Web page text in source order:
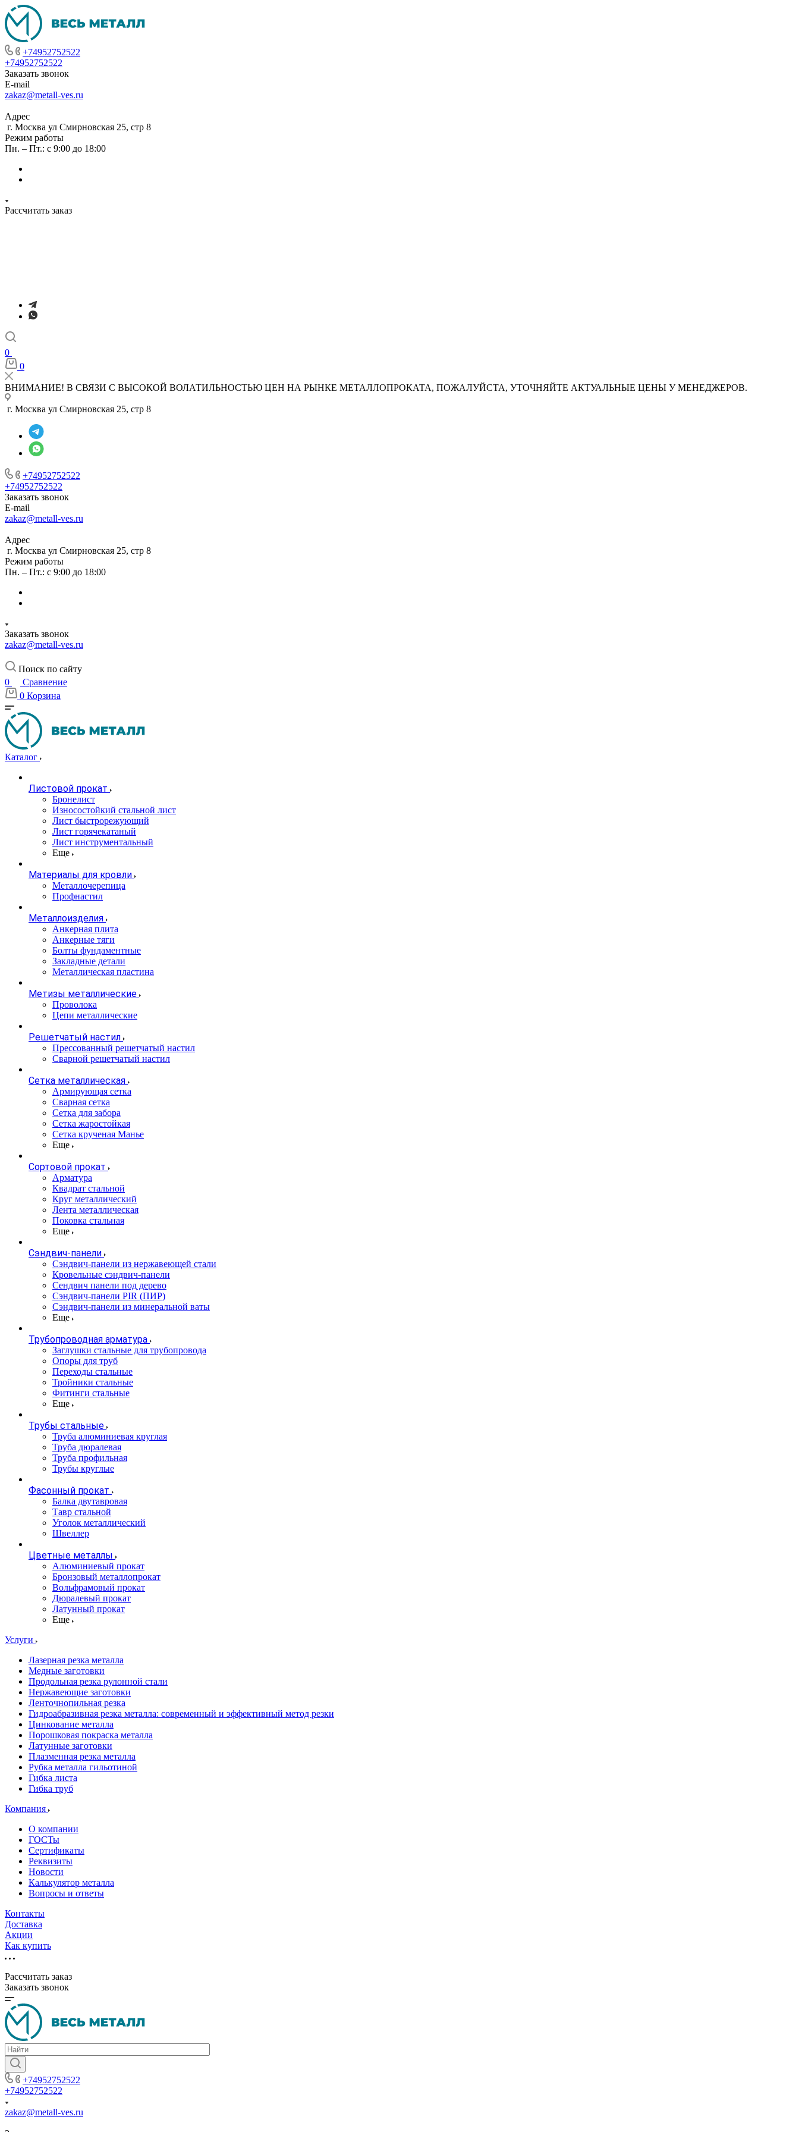
+74952752522
+74952752522
Заказать звонок
E-mail
zakaz@metall-ves.ru
Адрес
г. Москва ул Смирновская 25, стр 8
Режим работы
Пн. – Пт.: с 9:00 до 18:00
Рассчитать заказ
0
0
ВНИМАНИЕ! В СВЯЗИ С ВЫСОКОЙ ВОЛАТИЛЬНОСТЬЮ ЦЕН НА РЫНКЕ МЕТАЛЛОПРОКАТА, ПОЖАЛУЙСТА, УТОЧНЯЙТЕ АКТУАЛЬНЫЕ ЦЕНЫ У МЕНЕДЖЕРОВ.
г. Москва ул Смирновская 25, стр 8
+74952752522
+74952752522
Заказать звонок
E-mail
zakaz@metall-ves.ru
Адрес
г. Москва ул Смирновская 25, стр 8
Режим работы
Пн. – Пт.: с 9:00 до 18:00
Заказать звонок
zakaz@metall-ves.ru
Поиск по сайту
0
Сравнение
0 Корзина
Каталог
Листовой прокат
Бронелист
Износостойкий стальной лист
Лист быстрорежующий
Лист горячекатаный
Лист инструментальный
Еще
Материалы для кровли
Металлочерепица
Профнастил
Металлоизделия
Анкерная плита
Анкерные тяги
Болты фундаментные
Закладные детали
Металлическая пластина
Метизы металлические
Проволока
Цепи металлические
Решетчатый настил
Прессованный решетчатый настил
Сварной решетчатый настил
Сетка металлическая
Армирующая сетка
Сварная сетка
Сетка для забора
Сетка жаростойкая
Сетка крученая Манье
Еще
Сортовой прокат
Арматура
Квадрат стальной
Круг металлический
Лента металлическая
Поковка стальная
Еще
Сэндвич-панели
Cэндвич-панели из нержавеющей стали
Кровельные сэндвич-панели
Сендвич панели под дерево
Сэндвич-панели PIR (ПИР)
Сэндвич-панели из минеральной ваты
Еще
Трубопроводная арматура
Заглушки стальные для трубопровода
Опоры для труб
Переходы стальные
Тройники стальные
Фитинги стальные
Еще
Трубы стальные
Труба алюминиевая круглая
Труба дюралевая
Труба профильная
Трубы круглые
Фасонный прокат
Балка двутавровая
Тавр стальной
Уголок металлический
Швеллер
Цветные металлы
Алюминиевый прокат
Бронзовый металлопрокат
Вольфрамовый прокат
Дюралевый прокат
Латунный прокат
Еще
Услуги
Лазерная резка металла
Медные заготовки
Продольная резка рулонной стали
Нержавеющие заготовки
Ленточнопильная резка
Гидроабразивная резка металла: современный и эффективный метод резки
Цинкование металла
Порошковая покраска металла
Латунные заготовки
Плазменная резка металла
Рубка металла гильотиной
Гибка листа
Гибка труб
Компания
О компании
ГОСТы
Сертификаты
Реквизиты
Новости
Калькулятор металла
Вопросы и ответы
Контакты
Доставка
Акции
Как купить
Рассчитать заказ
Заказать звонок
+74952752522
+74952752522
zakaz@metall-ves.ru